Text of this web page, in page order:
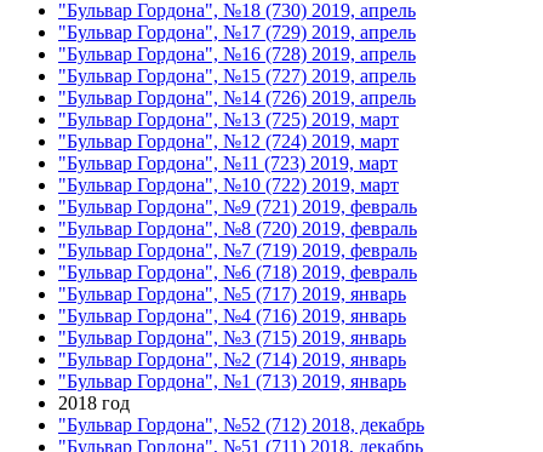
"Бульвар Гордона", №18 (730) 2019, апрель
"Бульвар Гордона", №17 (729) 2019, апрель
"Бульвар Гордона", №16 (728) 2019, апрель
"Бульвар Гордона", №15 (727) 2019, апрель
"Бульвар Гордона", №14 (726) 2019, апрель
"Бульвар Гордона", №13 (725) 2019, март
"Бульвар Гордона", №12 (724) 2019, март
"Бульвар Гордона", №11 (723) 2019, март
"Бульвар Гордона", №10 (722) 2019, март
"Бульвар Гордона", №9 (721) 2019, февраль
"Бульвар Гордона", №8 (720) 2019, февраль
"Бульвар Гордона", №7 (719) 2019, февраль
"Бульвар Гордона", №6 (718) 2019, февраль
"Бульвар Гордона", №5 (717) 2019, январь
"Бульвар Гордона", №4 (716) 2019, январь
"Бульвар Гордона", №3 (715) 2019, январь
"Бульвар Гордона", №2 (714) 2019, январь
"Бульвар Гордона", №1 (713) 2019, январь
2018 год
"Бульвар Гордона", №52 (712) 2018, декабрь
"Бульвар Гордона", №51 (711) 2018, декабрь